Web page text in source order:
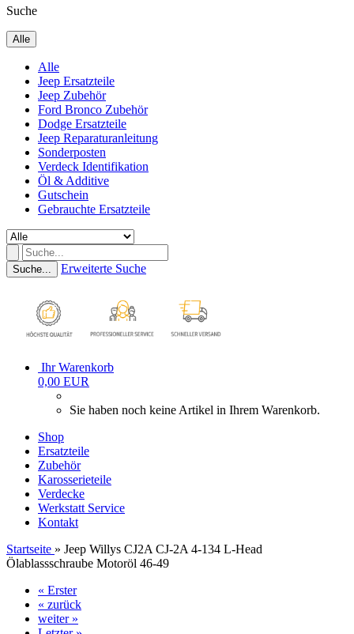
Suche
Alle
Alle
Jeep Ersatzteile
Jeep Zubehör
Ford Bronco Zubehör
Dodge Ersatzteile
Jeep Reparaturanleitung
Sonderposten
Verdeck Identifikation
Öl & Additive
Gutschein
Gebrauchte Ersatzteile
Suche... Erweiterte Suche
Ihr Warenkorb
0,00 EUR
Sie haben noch keine Artikel in Ihrem Warenkorb.
Shop
Ersatzteile
Zubehör
Karosserieteile
Verdecke
Werkstatt Service
Kontakt
Startseite » Jeep Willys CJ2A CJ-2A 4-134 L-Head
Ölablassschraube Motoröl 46-49
« Erster
« zurück
weiter »